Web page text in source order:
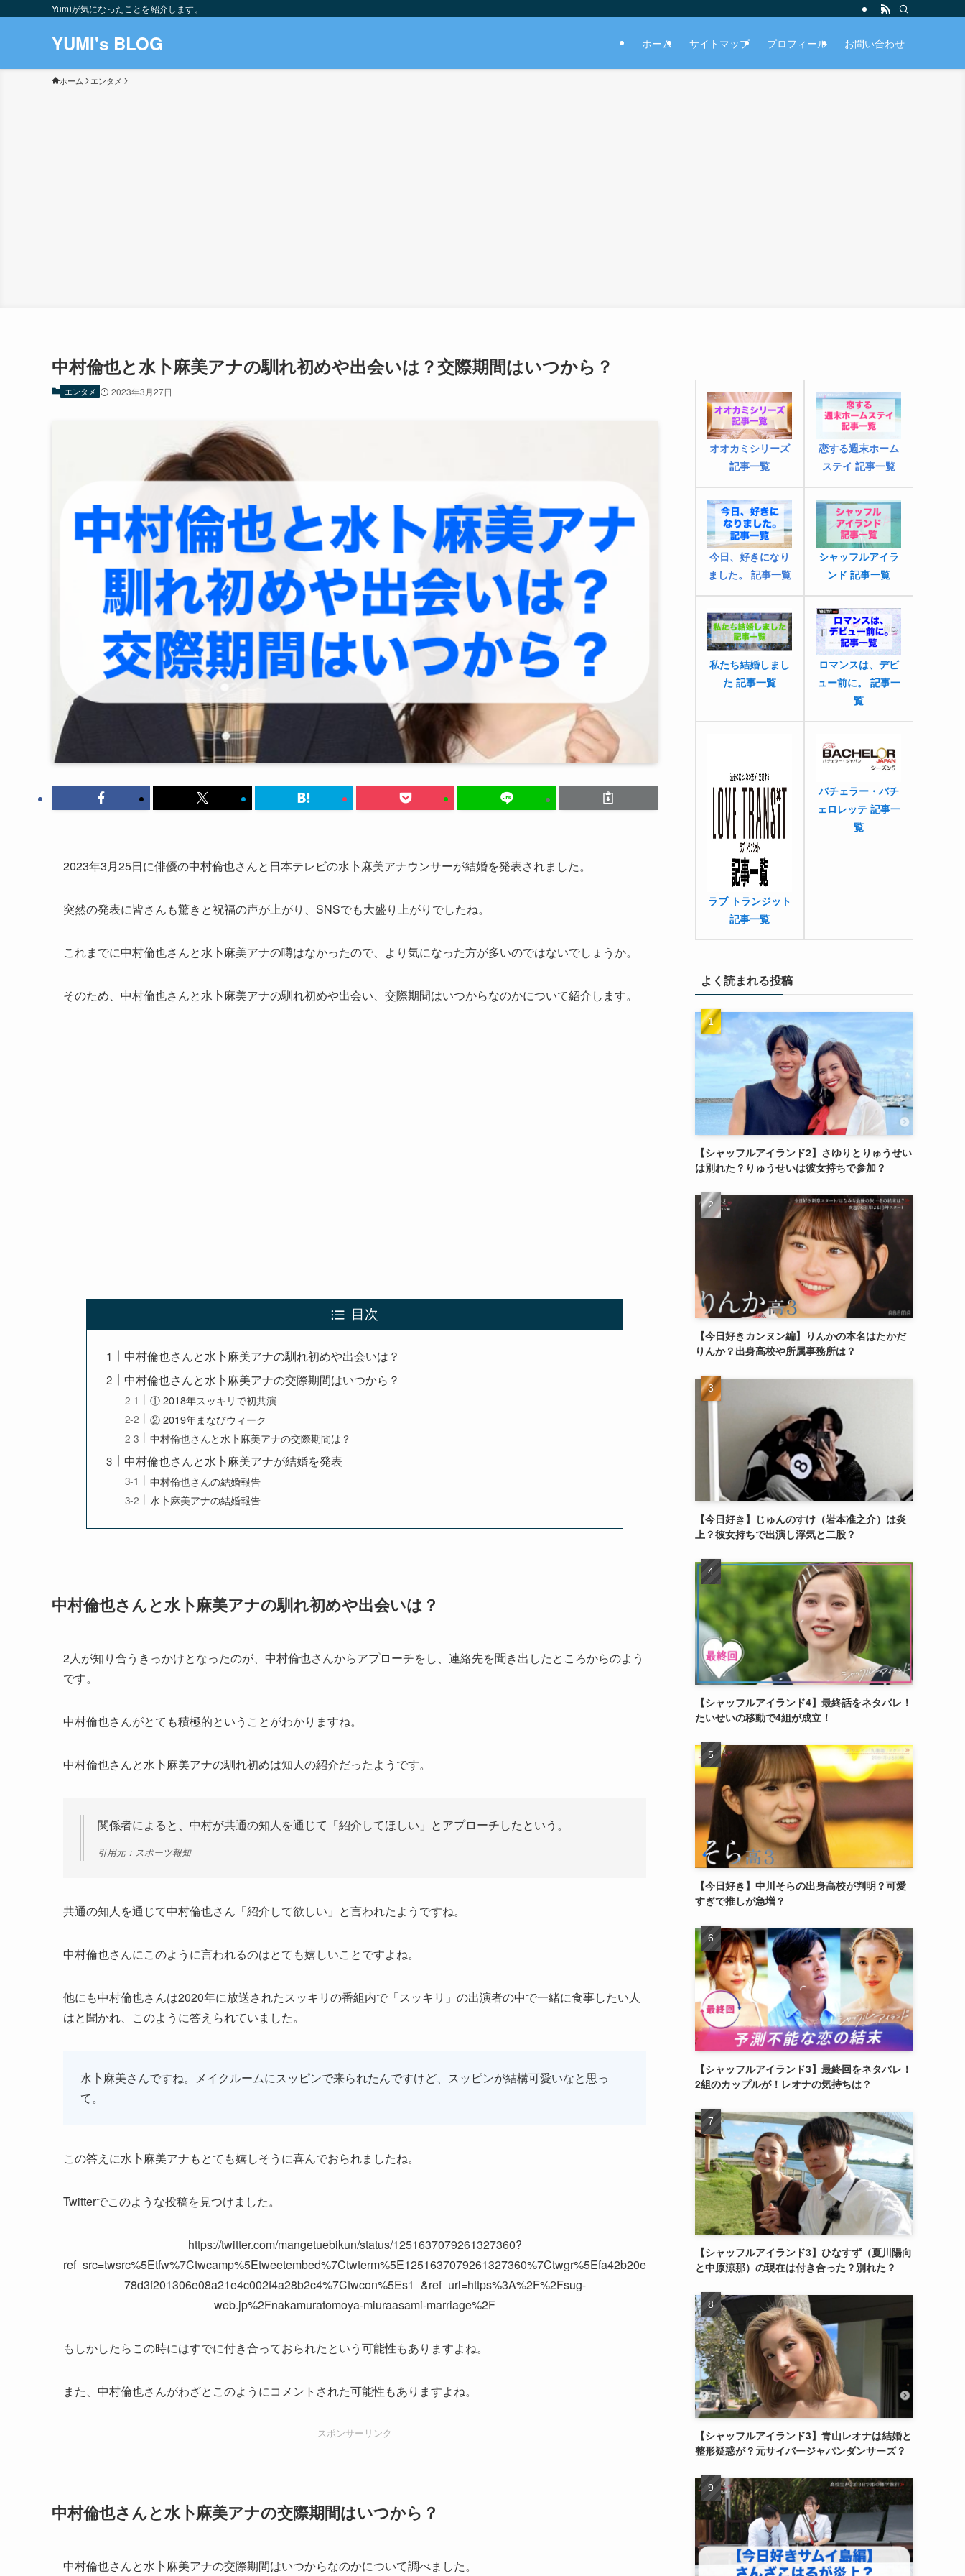
Yumiが気になったことを紹介します。
YUMI's BLOG ホーム サイトマップ プロフィール お問い合わせ
ホーム エンタメ
中村倫也と水卜麻美アナの馴れ初めや出会いは？交際期間はいつから？
エンタメ 2023年3月27日
2023年3月25日に俳優の中村倫也さんと日本テレビの水卜麻美アナウンサーが結婚を発表されました。
突然の発表に皆さんも驚きと祝福の声が上がり、SNSでも大盛り上がりでしたね。
これまでに中村倫也さんと水卜麻美アナの噂はなかったので、より気になった方が多いのではないでしょうか。
そのため、中村倫也さんと水卜麻美アナの馴れ初めや出会い、交際期間はいつからなのかについて紹介します。
目次
中村倫也さんと水卜麻美アナの馴れ初めや出会いは？
中村倫也さんと水卜麻美アナの交際期間はいつから？
① 2018年スッキリで初共演
② 2019年まなびウィーク
中村倫也さんと水卜麻美アナの交際期間は？
中村倫也さんと水卜麻美アナが結婚を発表
中村倫也さんの結婚報告
水卜麻美アナの結婚報告
中村倫也さんと水卜麻美アナの馴れ初めや出会いは？
2人が知り合うきっかけとなったのが、中村倫也さんからアプローチをし、連絡先を聞き出したところからのよう
です。
中村倫也さんがとても積極的ということがわかりますね。
中村倫也さんと水卜麻美アナの馴れ初めは知人の紹介だったようです。
関係者によると、中村が共通の知人を通じて「紹介してほしい」とアプローチしたという。
引用元：スポーツ報知
共通の知人を通じて中村倫也さん「紹介して欲しい」と言われたようですね。
中村倫也さんにこのように言われるのはとても嬉しいことですよね。
他にも中村倫也さんは2020年に放送されたスッキリの番組内で「スッキリ」の出演者の中で一緒に食事したい人
はと聞かれ、このように答えられていました。
水卜麻美さんですね。メイクルームにスッピンで来られたんですけど、スッピンが結構可愛いなと思っ
て。
この答えに水卜麻美アナもとても嬉しそうに喜んでおられましたね。
Twitterでこのような投稿を見つけました。
https://twitter.com/mangetuebikun/status/1251637079261327360?
ref_src=twsrc%5Etfw%7Ctwcamp%5Etweetembed%7Ctwterm%5E1251637079261327360%7Ctwgr%5Efa42b20e
78d3f201306e08a21e4c002f4a28b2c4%7Ctwcon%5Es1_&ref_url=https%3A%2F%2Fsug-
web.jp%2Fnakamuratomoya-miuraasami-marriage%2F
もしかしたらこの時にはすでに付き合っておられたという可能性もありますよね。
また、中村倫也さんがわざとこのようにコメントされた可能性もありますよね。
スポンサーリンク
中村倫也さんと水卜麻美アナの交際期間はいつから？
中村倫也さんと水卜麻美アナの交際期間はいつからなのかについて調べました。
オオカミシリーズ
記事一覧
恋する週末ホーム
ステイ 記事一覧
今日、好きになり
ました。 記事一覧
シャッフルアイラ
ンド 記事一覧
私たち結婚しまし
た 記事一覧
ロマンスは、デビ
ュー前に。 記事一
覧
ラブ トランジット
記事一覧
バチェラー・バチ
ェロレッテ 記事一
覧
よく読まれる投稿
【シャッフルアイランド2】さゆりとりゅうせい
は別れた？りゅうせいは彼女持ちで参加？
【今日好きカンヌン編】りんかの本名はたかだ
りんか？出身高校や所属事務所は？
【今日好き】じゅんのすけ（岩本准之介）は炎
上？彼女持ちで出演し浮気と二股？
【シャッフルアイランド4】最終話をネタバレ！
たいせいの移動で4組が成立！
【今日好き】中川そらの出身高校が判明？可愛
すぎで推しが急増？
【シャッフルアイランド3】最終回をネタバレ！
2組のカップルが！レオナの気持ちは？
【シャッフルアイランド3】ひなすず（夏川陽向
と中原涼那）の現在は付き合った？別れた？
【シャッフルアイランド3】青山レオナは結婚と
整形疑惑が？元サイバージャパンダンサーズ？